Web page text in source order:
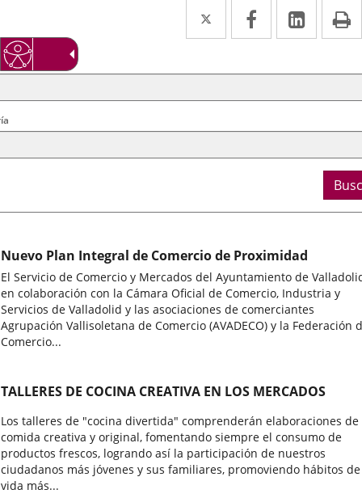
Twitter
Enlace
a
una
aplicación
Facebook
Enlace
a
una
aplicación
Enlace
a
una
Nuevo Plan Integral de Comercio de Proximidad
El Servicio de Comercio y Mercados del Ayuntamiento de
en colaboración con la Cámara Oficial de Comercio, Industria y
Servicios de Valladolid y las asociaciones de comerciantes
Agrupación Vallisoletana de Comercio (AVADECO) y la Federación
Comercio...
TALLERES DE COCINA CREATIVA EN LOS MERCADOS
Los talleres de "cocina divertida" comprenderán elaboraciones de
comida creativa y original, fomentando siempre el consumo de
productos frescos, logrando así la participación de nuestros
ciudadanos más jóvenes y sus familiares, promoviendo hábitos de
vida más...